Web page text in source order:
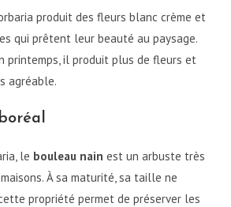
produit des fleurs blanc crème et
qui prêtent leur beauté au paysage.
printemps, il produit plus de fleurs et
agréable.
le bouleau nainest un arbuste très
À sa maturité, sa taille ne
propriété permet de préserver les